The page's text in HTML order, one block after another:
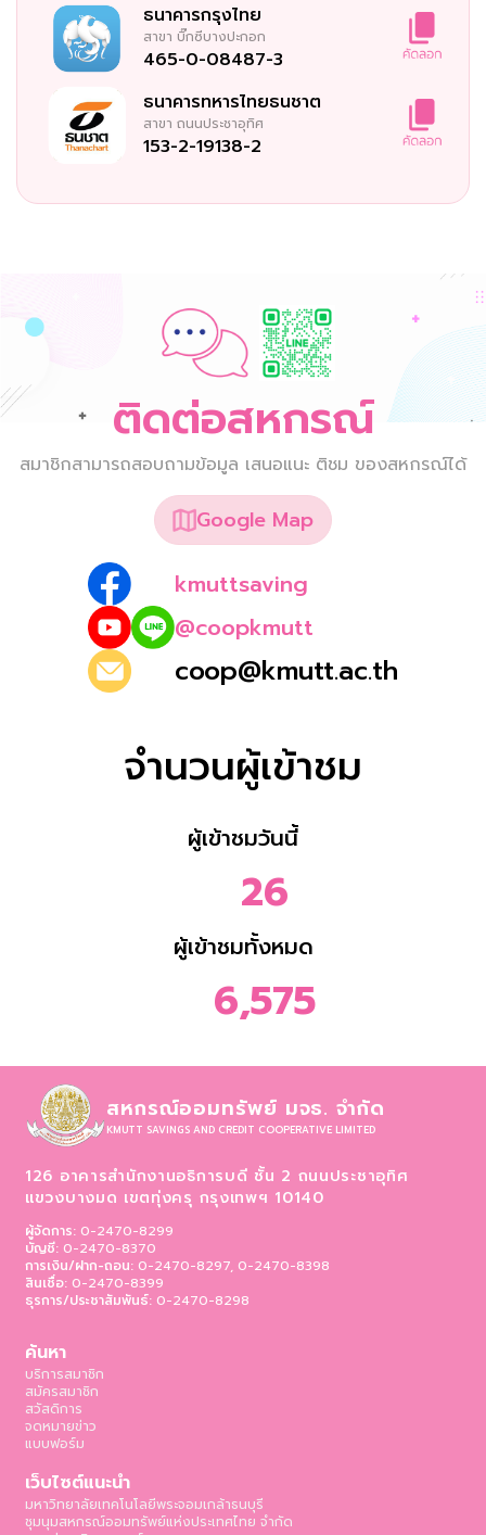
ธนาคารกรุงไทย
สาขา บิ๊กซีบางปะกอก
465-0-08487-3
ธนาคารทหารไทยธนชาต
สาขา ถนนประชาอุทิศ
153-2-19138-2
ติดต่อสหกรณ์
สมาชิกสามารถสอบถามข้อมูล เสนอแนะ ติชม ของสหกรณ์ได้
Google Map
kmuttsaving
@coopkmutt
coop@kmutt.ac.th
จำนวนผู้เข้าชม
ผู้เข้าชมวันนี้
26
ผู้เข้าชมทั้งหมด
6,575
สหกรณ์ออมทรัพย์ มจธ. จำกัด
KMUTT SAVINGS AND CREDIT COOPERATIVE LIMITED
126 อาคารสำนักงานอธิการบดี ชั้น 2 ถนนประชาอุทิศ
แขวงบางมด เขตทุ่งครุ กรุงเทพฯ 10140
ผู้จัดการ: 0-2470-8299
บัญชี: 0-2470-8370
การเงิน/ฝาก-ถอน: 0-2470-8297, 0-2470-8398
สินเชื่อ: 0-2470-8399
ธุรการ/ประชาสัมพันธ์: 0-2470-8298
ค้นหา
บริการสมาชิก
สมัครสมาชิก
สวัสดิการ
จดหมายข่าว
แบบฟอร์ม
เว็บไซต์แนะนำ
มหาวิทยาลัยเทคโนโลยีพระจอมเกล้าธนบุรี
ชุมนุมสหกรณ์ออมทรัพย์แห่งประเทศไทย จำกัด